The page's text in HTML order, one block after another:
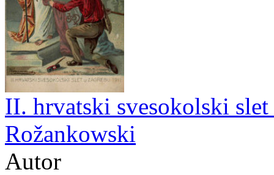
II. hrvatski svesokolski
Rožankowski
Autor